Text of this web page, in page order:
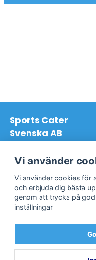
Sports Cater
Svenska AB
Org.nr: 559024-7762
Mail:info@sportscater.se
Support
Allmänna villkor
Kontakta oss
Vi använder
Vi använder cookies för
och erbjuda dig bästa
genom att trycka på
inställningar